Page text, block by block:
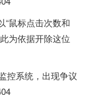
“鼠标点击次数和
为依据开除这位